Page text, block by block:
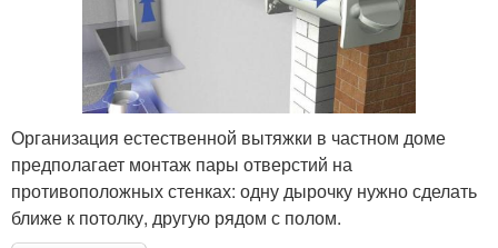
Организация естественной вытяжки в частном доме
предполагает монтаж пары отверстий на
противоположных стенках: одну дырочку нужно сделать
ближе к потолку, другую рядом с полом.